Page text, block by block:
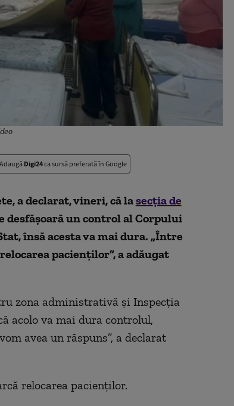
Adaugă Digi24ca sursă preferată în Google
a declarat, vineri, că lasecţia de
desfăşoară un control al Corpului
însă acesta va mai dura. „Între
pacienţilor”, a adăugat
zona administrativă şi Inspecţia
acolo va mai dura controlul,
avea un răspuns”, a declarat
relocarea pacienţilor.